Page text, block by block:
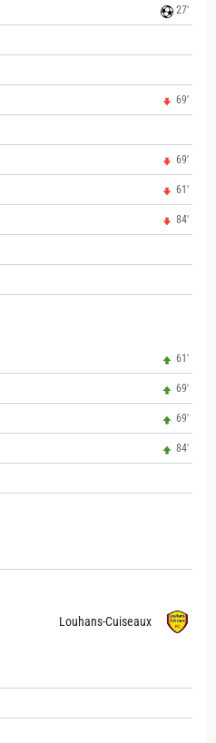
27'
69'
69'
61'
84'
61'
69'
69'
84'
Louhans-Cuiseaux